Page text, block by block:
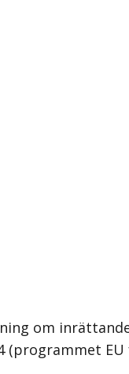
om
(programmet EU